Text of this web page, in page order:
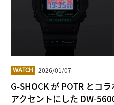
WATCH 2026/01/07
G-SHOCK が POTR とコ
アクセントにした DW-